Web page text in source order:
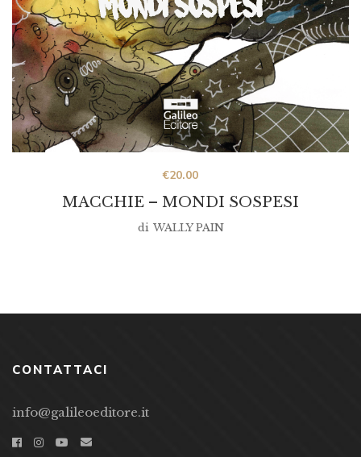
MACCHIE – MONDI SOSPESI
€20.00
di WALLY PAIN
CONTATTACI
info@galileoeditore.it